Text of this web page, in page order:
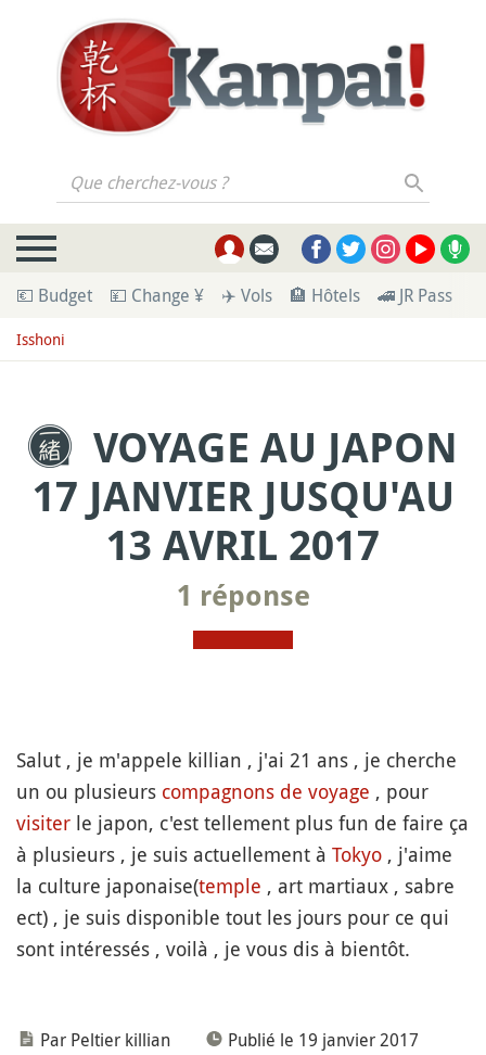
Que cherchez-vous ?
💶 Budget 💴 Change ¥ ✈️ Vols 🏨 Hôtels 🚄 JR Pass
Isshoni
VOYAGE AU JAPON
17 JANVIER JUSQU'AU
13 AVRIL 2017
1 réponse
Salut , je m'appele killian , j'ai 21 ans , je cherche
un ou plusieurs compagnons de voyage , pour
visiter le japon, c'est tellement plus fun de faire ça
à plusieurs , je suis actuellement à Tokyo , j'aime
la culture japonaise(temple , art martiaux , sabre
ect) , je suis disponible tout les jours pour ce qui
sont intéressés , voilà , je vous dis à bientôt.
Par Peltier killian
Publié le 19 janvier 2017